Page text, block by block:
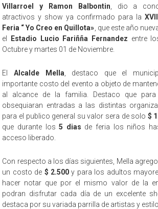
Villarroel y Ramon Balbontin , dio a
atractivos y show ya confirmado para la
Feria “ Yo Creo en Quillota» , que este año
el
Estadio Lucio Fariñña Fernandez entre
Octubre y martes 01 de Noviembre.
El Alcalde Mella , destaco que el
importante costo del evento a objeto de
al alcance de la familia. Destaco que
obsequiaran entradas a las distintas
para el publico general su valor sera de solo $
que durante los5 dias de feria los niños
acceso liberado.
Con respecto a los días siguientes, Mella
un costo de $ 2.500 y para los adultos
hacer notar que por el mismo valor de la
podran disfrutar cada día de un excelente
destaca por su variada parrilla de artistas y